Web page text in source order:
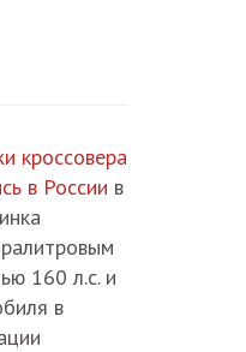
кроссовера
в России в
160 л.с. и
в